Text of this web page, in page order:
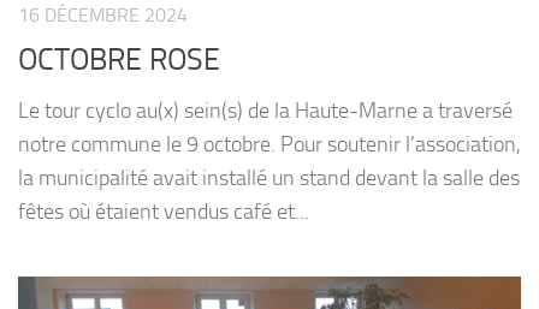
16 DÉCEMBRE 2024
OCTOBRE ROSE
Le tour cyclo au(x) sein(s) de la Haute-Marne a traversé
notre commune le 9 octobre. Pour soutenir l’association,
la municipalité avait installé un stand devant la salle des
fêtes où étaient vendus café et...